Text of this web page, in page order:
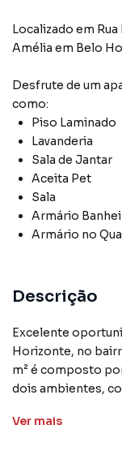
Localizado em
Amélia em Belo
Desfrute de um
como:
Piso Laminado
Lavanderia
Sala de Jantar
Aceita Pet
Sala
Armário
Armário no
Descrição
Excelente
Horizonte, no
m² é composto
dois ambientes,
ampla área
Ver mais